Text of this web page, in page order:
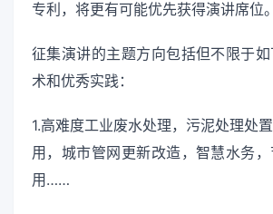
专利，将更有可能优先获得演讲席位。
征集演讲的主题方向包括但不限于
术和优秀实践：
1.高难度工业废水处理，污泥处理处
用，城市管网更新改造，智慧水务，
用……